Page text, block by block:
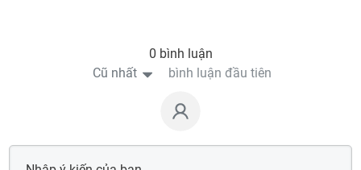
0 bình luận
Cũ nhất
bình luận đầu tiên